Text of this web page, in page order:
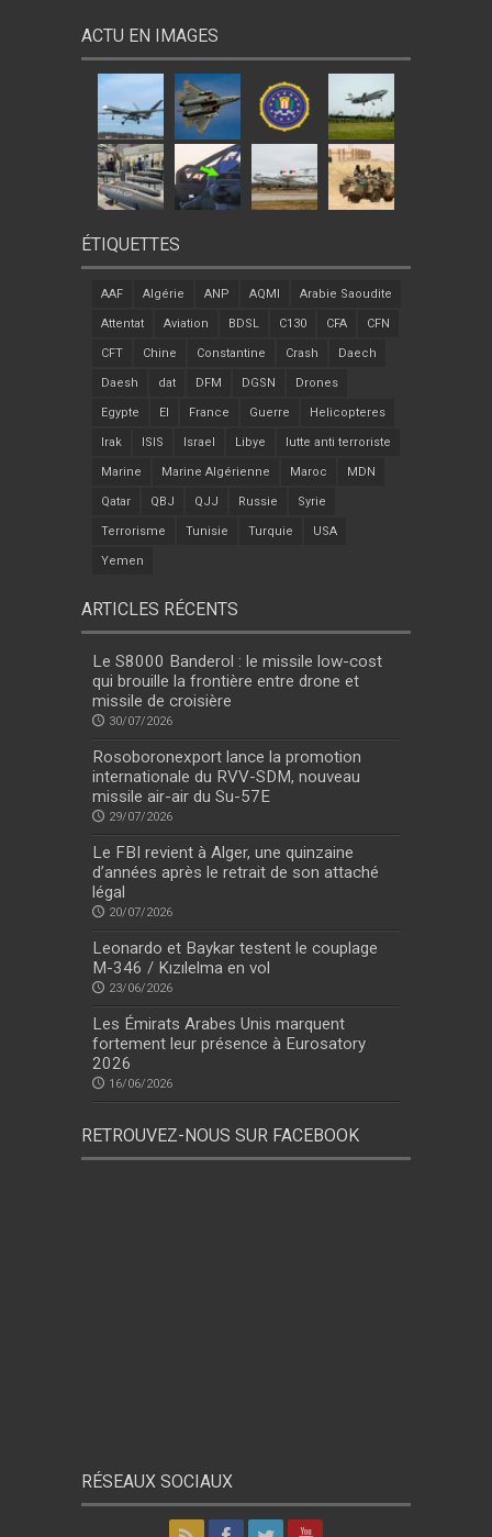
ACTU EN IMAGES
ÉTIQUETTES
AAF Algérie ANP AQMI Arabie Saoudite
Attentat Aviation BDSL C130 CFA CFN
CFT Chine Constantine Crash Daech
Daesh dat DFM DGSN Drones
Egypte EI France Guerre Helicopteres
Irak ISIS Israel Libye lutte anti terroriste
Marine Marine Algérienne Maroc MDN
Qatar QBJ QJJ Russie Syrie
Terrorisme Tunisie Turquie USA
Yemen
ARTICLES RÉCENTS
Le S8000 Banderol : le missile low-cost
qui brouille la frontière entre drone et
missile de croisière
30/07/2026
Rosoboronexport lance la promotion
internationale du RVV-SDM, nouveau
missile air-air du Su-57E
29/07/2026
Le FBI revient à Alger, une quinzaine
d’années après le retrait de son attaché
légal
20/07/2026
Leonardo et Baykar testent le couplage
M-346 / Kızılelma en vol
23/06/2026
Les Émirats Arabes Unis marquent
fortement leur présence à Eurosatory
2026
16/06/2026
RETROUVEZ-NOUS SUR FACEBOOK
RÉSEAUX SOCIAUX